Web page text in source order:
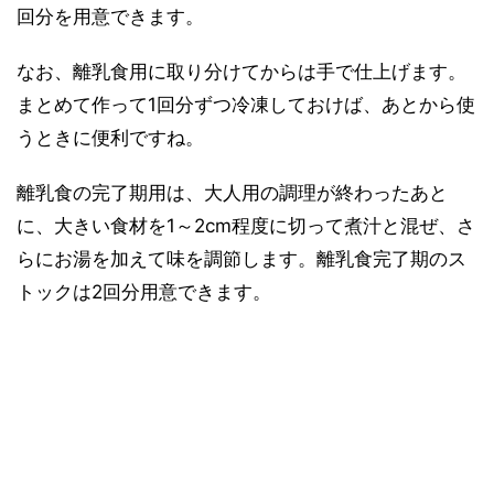
回分を用意できます。
なお、離乳食用に取り分けてからは手で仕上げます。
まとめて作って1回分ずつ冷凍しておけば、あとから使
うときに便利ですね。
離乳食の完了期用は、大人用の調理が終わったあと
に、大きい食材を1～2cm程度に切って煮汁と混ぜ、さ
らにお湯を加えて味を調節します。離乳食完了期のス
トックは2回分用意できます。